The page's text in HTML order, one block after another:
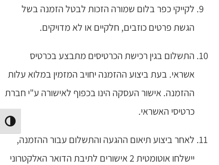
לקייקי כפר בלום שמורה הזכות לבטל הזמנה בשל
הגשת פרטים כוזבים, חלקיים או לא מדויקים.
התשלום בגין רכישת הכרטיסים מתבצע בכרטיס
אשראי. בעת ביצוע ההזמנה יחויב המזמין במלוא עלות
ההזמנה. אישור העסקה הינו בכפוף לאישורה ע"י חברת
כרטיסי האשראי.
לאחר ביצוע תיאום ההגעה והתשלום עבור ההזמנה,
יישלחו אוטומטית 2 אישורים לתיבת הדואר האלקטרוני